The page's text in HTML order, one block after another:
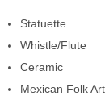
Statuette
Whistle/Flute
Ceramic
Mexican Folk Art